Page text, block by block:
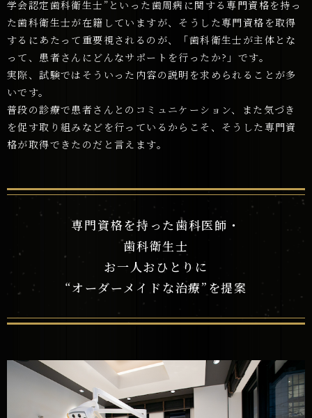
学会認定歯科衛生士”といった歯周病に関する専門資格を持っ
た歯科衛生士が在籍していますが、そうした専門資格を取得
するにあたって重要視されるのが、「歯科衛生士が主体とな
って、患者さんにどんなサポートを行ったか?」です。
実際、試験ではそういった内容の説明を求められることが多
いです。
普段の診療で患者さんとのコミュニケーション、また気づき
を促す取り組みなどを行っているからこそ、そうした専門資
格が取得できたのだと言えます。
専門資格を持った歯科医師・
歯科衛生士
お一人おひとりに
“オーダーメイドな治療”を提案